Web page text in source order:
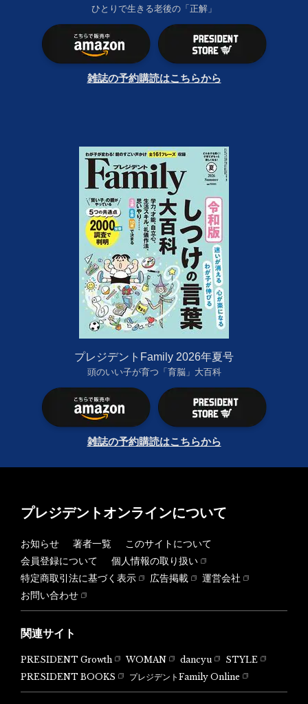
ひとりで生きる老後の「正解」
雑誌の予約購読はこちらから
プレジデントFamily 2026年夏号
頭のいい子が育つ「育脳」大百科
雑誌の予約購読はこちらから
プレジデントオンラインについて
お知らせ 著者一覧
このサイトについて
会員登録について
個人情報の取り扱い
特定商取引法に基づく表示
広告掲載
運営会社
お問い合わせ
関連サイト
PRESIDENT Growth WOMAN dancyu
STYLE
PRESIDENT BOOKS
プレジデントFamily Online